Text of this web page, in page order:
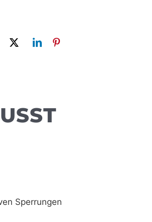
Sperrungen